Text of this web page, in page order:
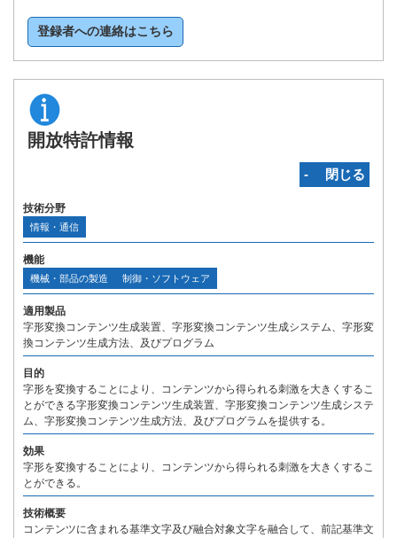
登録者への連絡はこちら
開放特許情報
‐ 閉じる
技術分野
情報・通信
機能
機械・部品の製造 制御・ソフトウェア
適用製品
字形変換コンテンツ生成装置、字形変換コンテンツ生成システム、字形変
換コンテンツ生成方法、及びプログラム
目的
字形を変換することにより、コンテンツから得られる刺激を大きくするこ
とができる字形変換コンテンツ生成装置、字形変換コンテンツ生成システ
ム、字形変換コンテンツ生成方法、及びプログラムを提供する。
効果
字形を変換することにより、コンテンツから得られる刺激を大きくするこ
とができる。
技術概要
コンテンツに含まれる基準文字及び融合対象文字を融合して、前記基準文